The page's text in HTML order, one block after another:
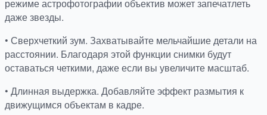
режиме астрофотографии объектив может запечатлеть
даже звезды.
• Сверхчеткий зум. Захватывайте мельчайшие детали на
расстоянии. Благодаря этой функции снимки будут
оставаться четкими, даже если вы увеличите масштаб.
• Длинная выдержка. Добавляйте эффект размытия к
движущимся объектам в кадре.